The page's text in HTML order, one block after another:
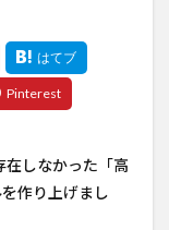
在しなかった「高
作り上げまし